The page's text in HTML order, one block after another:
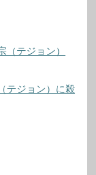
テジョン）
テジョン）に殺